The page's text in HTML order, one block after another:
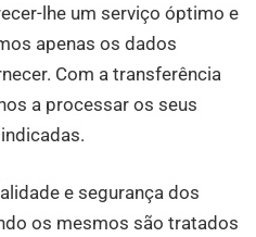
lhe um serviço óptimo e
apenas os dados
Com a transferência
a processar os seus
e segurança dos
os mesmos são tratados